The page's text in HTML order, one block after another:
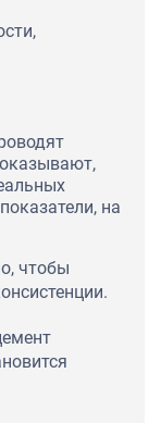
на
чтобы